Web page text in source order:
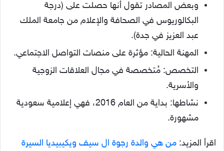
وبعض المصادر تقول أنها حصلت على (درجة
البكالوريوس في الصحافة والإعلام من جامعة الملك
عبد العزيز في جدة).
المهنة الحالية: مؤثرة على منصات التواصل الاجتماعي.
التخصص: مُتخصصة في مجال العلاقات الزوجية
والأسرية.
نشاطها: بداية من العام 2016، فهي إعلامية سعودية
مشهورة.
اقرأ المزيد: من هي والدة رجوة ال سيف ويكيبيديا السيرة